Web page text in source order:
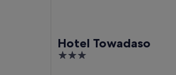
Hotel Towadaso
3